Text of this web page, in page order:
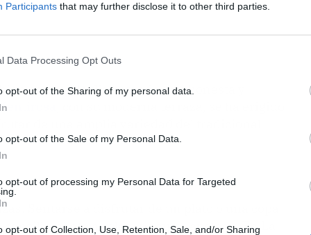
Participants that may further disclose it to other third parties.
Data Processing Opt Outs
opt-out of the Sharing of my personal data.
opt-out of the Sale of my Personal Data.
opt-out of processing my Personal Data for Targeted
opt-out of Collection, Use, Retention, Sale, and/or Sharing
es posible disfrutar de una honesta y
de una amplia variedad del tradicional
Sentarse a disfrutar de un plato o una copa
a solas, siempre apetece. En La